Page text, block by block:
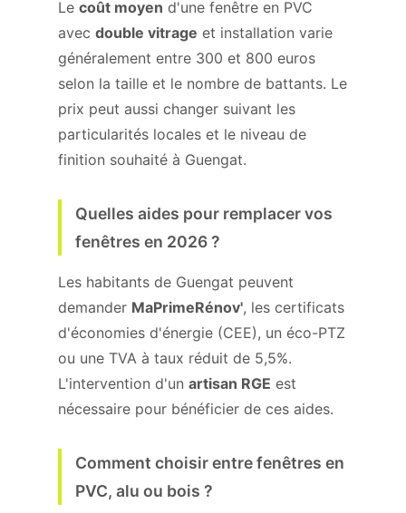
Le coût moyen d'une fenêtre en PVC
avec double vitrage et installation varie
généralement entre 300 et 800 euros
selon la taille et le nombre de battants. Le
prix peut aussi changer suivant les
particularités locales et le niveau de
finition souhaité à Guengat.
Quelles aides pour remplacer vos
fenêtres en 2026 ?
Les habitants de Guengat peuvent
demander MaPrimeRénov', les certificats
d'économies d'énergie (CEE), un éco-PTZ
ou une TVA à taux réduit de 5,5%.
L'intervention d'un artisan RGE est
nécessaire pour bénéficier de ces aides.
Comment choisir entre fenêtres en
PVC, alu ou bois ?